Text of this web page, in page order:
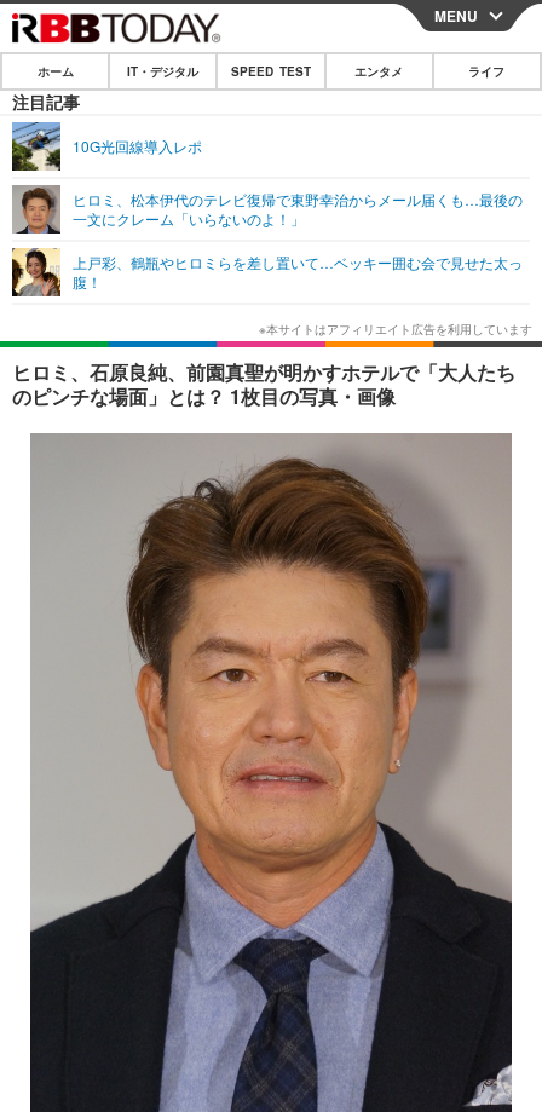
CLOSE
ホーム
IT・デジタル
ネタ
ショッピング その他
SPEED TEST
エンタメ
エンタメTOP
韓国・芸能
音楽 スポーツ
ライフ
ライフTOP グルメ
ペット ショッピング
その他
リリース一覧
プッシュ通知の停止方法
MENU
ホーム IT・デジタル SPEED TEST エンタメ ライフ
注目記事
10G光回線導入レポ
ヒロミ、松本伊代のテレビ復帰で東野幸治からメール届くも…最後の
一文にクレーム「いらないのよ！」
上戸彩、鶴瓶やヒロミらを差し置いて…ベッキー囲む会で見せた太っ
腹！
ヒロミ、石原良純、前園真聖が明かすホテルで「大人たち
のピンチな場面」とは？ 1枚目の写真・画像